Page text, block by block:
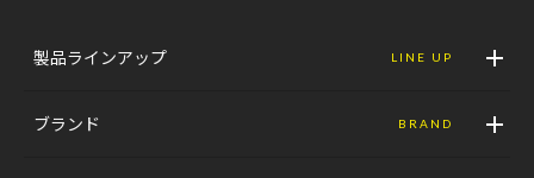
製品ラインアップ LINE UP
ブランド BRAND